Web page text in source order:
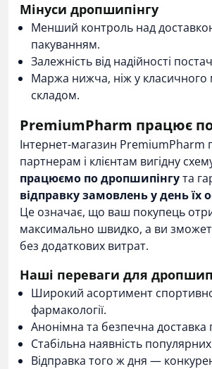
Мінуси дропшипінгу
Менший контроль над
пакуванням.
Залежність від надійності
Маржа нижча, ніж у класичного
складом.
PremiumPharm працює
Інтернет-магазин PremiumPharm
партнерам і клієнтам вигідну
працюємо по дропшипінгута
відправку замовлень у день їх
Це означає, що ваш покупець
максимально швидко, а ви
без додаткових витрат.
Наші переваги для
Широкий асортимент
фармакології.
Анонімна та безпечна доставка
Стабільна наявність
Відправка того ж дня —